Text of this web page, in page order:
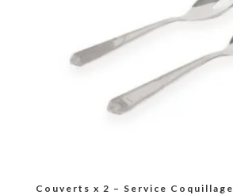
Couverts x 2 – Service Coquillage